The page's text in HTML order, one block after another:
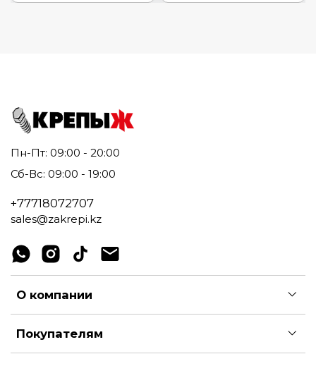
Пн-Пт: 09:00 - 20:00
Сб-Вс: 09:00 - 19:00
+77718072707
sales@zakrepi.kz
О компании
Покупателям